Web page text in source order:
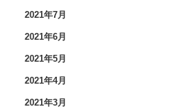
2021年7月
2021年6月
2021年5月
2021年4月
2021年3月